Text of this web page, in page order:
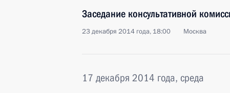
Заседание консультативной
23 декабря 2014 года, 18:00 Москва
17 декабря 2014 года, среда